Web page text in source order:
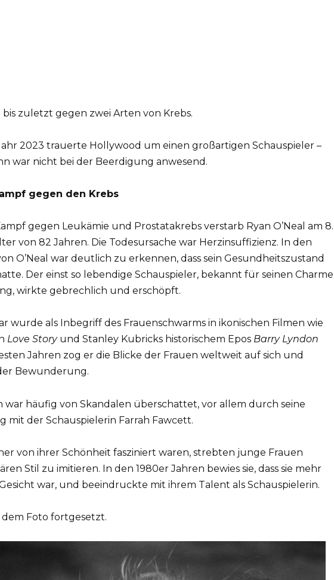
bis zuletzt gegen zwei Arten von Krebs.
2023 trauerte Hollywood um einen großartigen Schauspieler –
war nicht bei der Beerdigung anwesend.
gegen den Krebs
gegen Leukämie und Prostatakrebs verstarb Ryan O’Neal am 8.
von 82 Jahren. Die Todesursache war Herzinsuffizienz. In den
O’Neal war deutlich zu erkennen, dass sein Gesundheitszustand
Der einst so lebendige Schauspieler, bekannt für seinen Charme
wirkte gebrechlich und erschöpft.
wurde als Inbegriff des Frauenschwarms in ikonischen Filmen wie
Love Storyund Stanley Kubricks historischem Epos Barry Lyndon
Jahren zog er die Blicke der Frauen weltweit auf sich und
Bewunderung.
war häufig von Skandalen überschattet, vor allem durch seine
mit der Schauspielerin Farrah Fawcett.
von ihrer Schönheit fasziniert waren, strebten junge Frauen
Stil zu imitieren. In den 1980er Jahren bewies sie, dass sie mehr
war, und beeindruckte mit ihrem Talent als Schauspielerin.
Foto fortgesetzt.